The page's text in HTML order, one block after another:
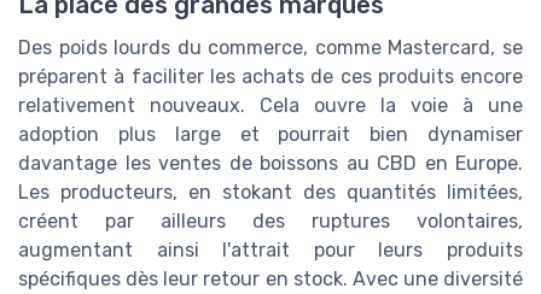
Des poids lourds du commerce, comme Mastercard, se
préparent à faciliter les achats de ces produits encore
relativement nouveaux. Cela ouvre la voie à une
adoption plus large et pourrait bien dynamiser
davantage les ventes de boissons au CBD en Europe.
Les producteurs, en stokant des quantités limitées,
créent par ailleurs des ruptures volontaires,
augmentant ainsi l'attrait pour leurs produits
spécifiques dès leur retour en stock. Avec une diversité